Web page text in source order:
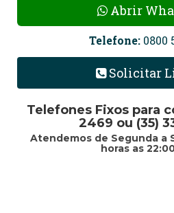
Abrir
Telefone: 0800
Solicitar
Telefones Fixos para
2469 ou (35)
Atendemos de Segunda a
horas as